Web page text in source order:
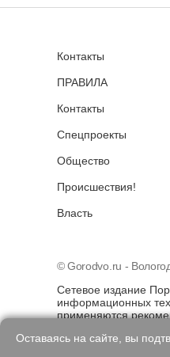
Контакты
ПРАВИЛА
Контакты
Спецпроекты
Общество
Происшествия!
Власть
© Gorodvo.ru -
Сетевое издание
информационных
применяются
Оставаясь на сайте, вы